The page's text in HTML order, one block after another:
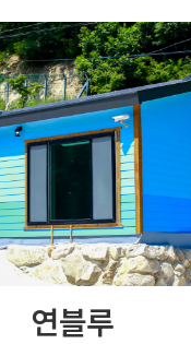
연블루